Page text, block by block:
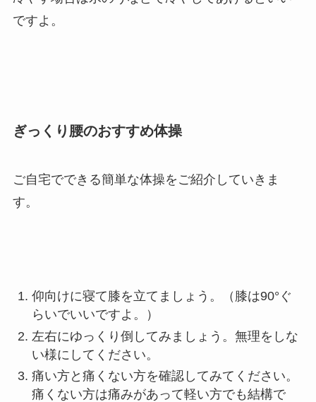
ですよ。
ぎっくり腰のおすすめ体操
ご自宅でできる簡単な体操をご紹介していきま
す。
仰向けに寝て膝を立てましょう。（膝は90°ぐ
らいでいいですよ。）
左右にゆっくり倒してみましょう。無理をしな
い様にしてください。
痛い方と痛くない方を確認してみてください。
痛くない方は痛みがあって軽い方でも結構で